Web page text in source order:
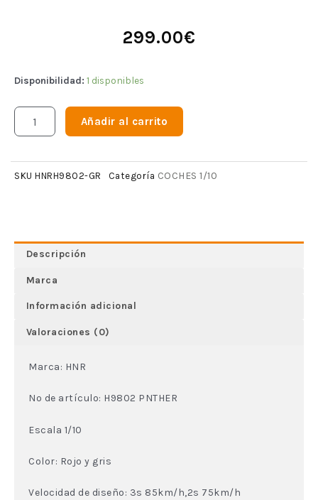
299.00€
Disponibilidad: 1 disponibles
Añadir al carrito
SKU HNRH9802-GR Categoría COCHES 1/10
Descripción
Marca
Información adicional
Valoraciones (0)
Marca: HNR
Nº de artículo: H9802 PNTHER
Escala 1/10
Color: Rojo y gris
Velocidad de diseño: 3s 85km/h,2s 75km/h